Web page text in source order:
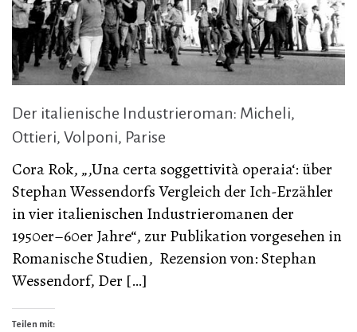
Der italienische Industrieroman: Micheli,
Ottieri, Volponi, Parise
Cora Rok, „‚Una certa soggettività operaia‘: über
Stephan Wessendorfs Vergleich der Ich-Erzähler
in vier italienischen Industrieromanen der
1950er–60er Jahre“, zur Publikation vorgesehen in
Romanische Studien, Rezension von: Stephan
Wessendorf, Der […]
Teilen mit: